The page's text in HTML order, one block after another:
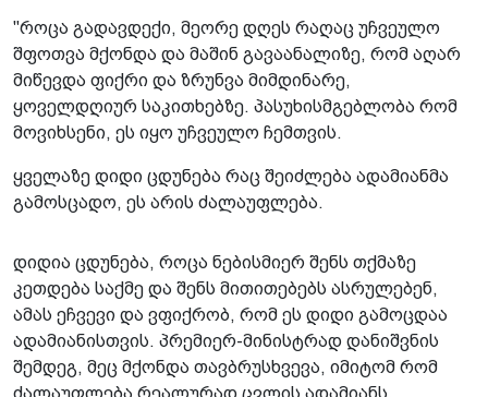
"როცა გადავდექი, მეორე დღეს რაღაც უჩვეულო
შფოთვა მქონდა და მაშინ გავაანალიზე, რომ აღარ
მიწევდა ფიქრი და ზრუნვა მიმდინარე,
ყოველდღიურ საკითხებზე. პასუხისმგებლობა რომ
მოვიხსენი, ეს იყო უჩვეულო ჩემთვის.
ყველაზე დიდი ცდუნება რაც შეიძლება ადამიანმა
გამოსცადო, ეს არის ძალაუფლება.
დიდია ცდუნება, როცა ნებისმიერ შენს თქმაზე
კეთდება საქმე და შენს მითითებებს ასრულებენ,
ამას ეჩვევი და ვფიქრობ, რომ ეს დიდი გამოცდაა
ადამიანისთვის. პრემიერ-მინისტრად დანიშვნის
შემდეგ, მეც მქონდა თავბრუსხვევა, იმიტომ რომ